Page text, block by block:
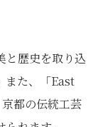
と歴史を取り込
また、「East
都の伝統工芸